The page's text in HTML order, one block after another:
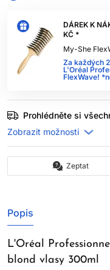
DÁREK K
KČ *
My-She
Za každých
L'Oréal
FlexWave!
Prohlédněte si
Zeptat
Popis
L'Oréal
blond vlasy 300ml